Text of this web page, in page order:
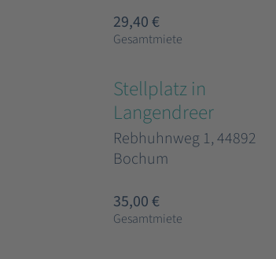
29,40 €
Gesamtmiete
Stellplatz in
Langendreer
Rebhuhnweg 1, 44892
Bochum
35,00 €
Gesamtmiete